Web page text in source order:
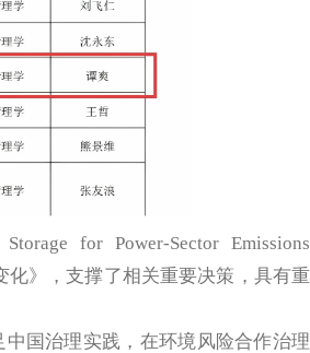
for Power-Sector Emissions
》，支撑了相关重要决策，具有重
国治理实践，在环境风险合作治理